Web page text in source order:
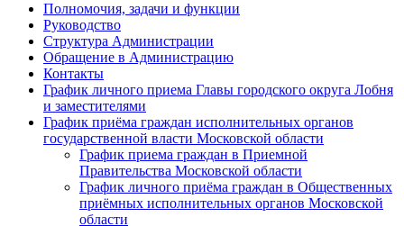
Полномочия, задачи и функции
Руководство
Структура Администрации
Обращение в Администрацию
Контакты
График личного приема Главы городского округа Лобня
и заместителями
График приёма граждан исполнительных органов
государственной власти Московской области
График приема граждан в Приемной
Правительства Московской области
График личного приёма граждан в Общественных
приёмных исполнительных органов Московской
области